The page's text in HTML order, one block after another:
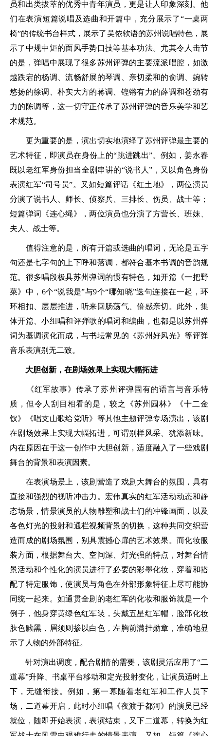
员和出类拔萃的优秀中青年演员，更是让人印象深刻。他
们在表演短篇说唱及选曲和开篇中，充分展示了“一桌两
椅”的传统书台样式，展示了吴侬软语的苏州说唱特色，展
示了中规中矩的面风手势口技等基本功法。尤其令人击节
的是，弹唱中展现了很多苏州评弹的主要流派唱腔，如激
越跌宕的杨调、流畅舒展的琴调、亲切柔和的俞调、婉转
悠扬的徐调、朴实大方的蒋调、铿锵有力的薛调和苍劲有
力的陈调等，这一切守正传承了苏州评弹的音乐美学和艺
术规范。
更为重要的是，演出切实地演绎了苏州评弹最主要的
艺术特征，即演员在身份上的“跳进跳出”。例如，姜永春
既以老红军身份担当全剧串讲的“说书人”，又以角色身份
表演红军“司号员”。又如短篇评话《红土地》，两位演员
分演了说书人、师长、侦察兵、三排长、伤员、战士等；
短篇弹词《连心绳》，两位演员也分演了方营长、班妹、
夫人、战士等。
值得注意的是，所有开篇或选曲的唱词，无论是五字
句还是七字句的上下呼和落调，都符合基本书调的音韵规
范。很多唱段极具苏州弹词的惯有特色，如开篇《一把野
菜》中，6个“说我是”与9个“哪知晓”迭句连接在一起，环
环相扣、层层推进，听来回肠荡气、倍感亲切。此外，集
体开篇、小组唱和评弾歌的唱词和编曲，也都是以苏州弹
词为基调演化而成，与书坛常见的《苏州好风光》等评弹
音乐表演别无二致。
大胆创新，在剧场效果上实现大幅拓进
《红军故事》传承了苏州评弹固有的语言与音乐特
质，但令人刮目相看的是，较之《苏州园林》《十二金
钗》《唱支山歌给党听》等其他主题评弹专场演出，该剧
在剧场效果上实现大幅拓进，可谓别样风采、犹添新味。
内在原因在于这一创作中大胆创新，适度融入了一些戏剧
舞台的背景和表演因素。
在表演场景上，该剧营造了戏剧大舞台的氛围，具有
直接和强烈的视听冲击力。宏伟真实的红军活动动态和静
态场景，情景演员的人物雕塑和战士们的冲锋画面，以及
各色灯光的投射和通栏视频背景的切换，这种共同交织营
造而成的剧场氛围，别具震撼心扉的艺术效果。而化妆服
装方面，根据舞台大、空间深、灯光强的特点，对舞台情
景活动和个性化的演员进行了必要的彩墨化妆，穿着和搭
配了特定服饰，使演员与角色在外部形象特征上尽可能协
同统一起来。如通贯全剧的老红军的化妆和服饰就是一个
例子，他身穿黄绿色红军装，头戴五星红军帽，脸部化妆
肤色黝黑，眉须则掺以白色，左胸前满挂勋章，准确地显
示了人物的外部特征。
针对演出调度，配合剧情的需要，该剧灵活应用了“二
道幕”升降、书桌平台移动和定光投射变化，让演员适时上
下，无缝衔接。例如，第一幕随着老红军和工作人员下
场，二道幕开启，此时小组唱《夜渡于都河》的演员已经
就位，随即开始表演，表演结束，又下二道幕，转换为红